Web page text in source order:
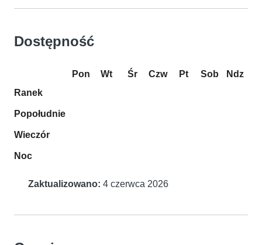
Dostępność
Pon Wt Śr Czw Pt Sob
Ndz
Ranek
Popołudnie
Wieczór
Noc
Zaktualizowano: 4 czerwca 2026